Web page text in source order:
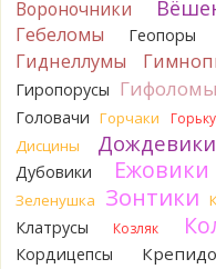
20 часов назад
точно нет! P.S.
насчёт того, что на
и по виду разные, а не
хорошо было бы
Разные грибы нужно
20 часов назад
BorisM
20 часов назад
Вороночники
Гебеломы Геопоры
Гиднеллумы
Гиропорусы Гифоломы
Головачи Горчаки
Дисцины Дождевики
Дубовики Ежовики
Зеленушка Зонтики
Клатрусы
Козляк
Кордицепсы